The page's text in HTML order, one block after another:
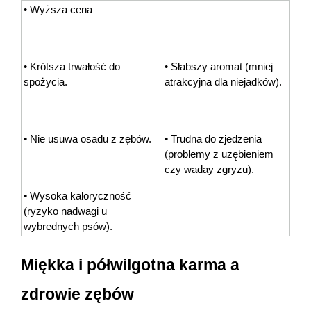
• Wyższa cena
• Krótsza trwałość do
spożycia.
• Nie usuwa osadu z zębów.
• Wysoka kaloryczność
(ryzyko nadwagi u
wybrednych psów).
• Słabszy aromat (mniej
atrakcyjna dla niejadków).
• Trudna do zjedzenia
(problemy z uzębieniem
czy waday zgryzu).
Miękka i półwilgotna karma a
zdrowie zębów